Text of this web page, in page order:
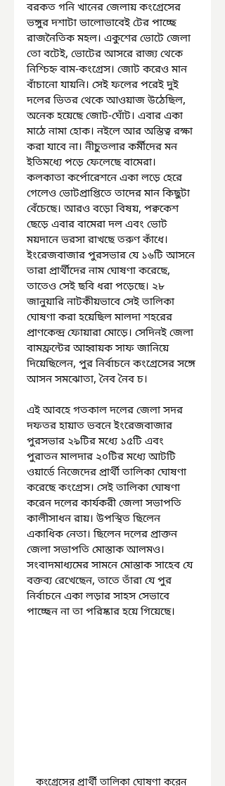
বরকত গনি খানের জেলায় কংগ্রেসের
ভঙ্গুর দশাটা ভালোভাবেই টের পাচ্ছে
রাজনৈতিক মহল। একুশের ভোটে জেলা
তো বটেই, ভোটের আসরে রাজ্য থেকে
নিশ্চিহ্ন বাম-কংগ্রেস। জোট করেও মান
বাঁচানো যায়নি। সেই ফলের পরেই দুই
দলের ভিতর থেকে আওয়াজ উঠেছিল,
অনেক হয়েছে জোট-ঘোঁট। এবার একা
মাঠে নামা হোক। নইলে আর অস্তিত্ব রক্ষা
করা যাবে না। নীচুতলার কর্মীদের মন
ইতিমধ্যে পড়ে ফেলেছে বামেরা।
কলকাতা কর্পোরেশনে একা লড়ে হেরে
গেলেও ভোটপ্রাপ্তিতে তাদের মান কিছুটা
বেঁচেছে। আরও বড়ো বিষয়, পক্বকেশ
ছেড়ে এবার বামেরা দল এবং ভোট
ময়দানে ভরসা রাখছে তরুণ কাঁধে।
ইংরেজবাজার পুরসভার যে ১৬টি আসনে
তারা প্রার্থীদের নাম ঘোষণা করেছে,
তাতেও সেই ছবি ধরা পড়েছে। ২৮
জানুয়ারি নাটকীয়ভাবে সেই তালিকা
ঘোষণা করা হয়েছিল মালদা শহরের
প্রাণকেন্দ্র ফোয়ারা মোড়ে। সেদিনই জেলা
বামফ্রন্টের আহ্বায়ক সাফ জানিয়ে
দিয়েছিলেন, পুর নির্বাচনে কংগ্রেসের সঙ্গে
আসন সমঝোতা, নৈব নৈব চ।
এই আবহে গতকাল দলের জেলা সদর
দফতর হায়াত ভবনে ইংরেজবাজার
পুরসভার ২৯টির মধ্যে ১৫টি এবং
পুরাতন মালদার ২০টির মধ্যে আটটি
ওয়ার্ডে নিজেদের প্রার্থী তালিকা ঘোষণা
করেছে কংগ্রেস। সেই তালিকা ঘোষণা
করেন দলের কার্যকরী জেলা সভাপতি
কালীসাধন রায়। উপস্থিত ছিলেন
একাধিক নেতা। ছিলেন দলের প্রাক্তন
জেলা সভাপতি মোস্তাক আলমও।
সংবাদমাধ্যমের সামনে মোস্তাক সাহেব যে
বক্তব্য রেখেছেন, তাতে তাঁরা যে পুর
নির্বাচনে একা লড়ার সাহস সেভাবে
পাচ্ছেন না তা পরিষ্কার হয়ে গিয়েছে।
কংগ্রেসের প্রার্থী তালিকা ঘোষণা করেন